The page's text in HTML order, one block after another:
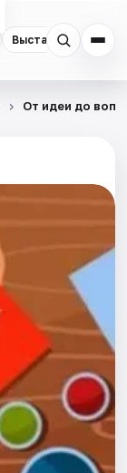
Выставки
От идеи до